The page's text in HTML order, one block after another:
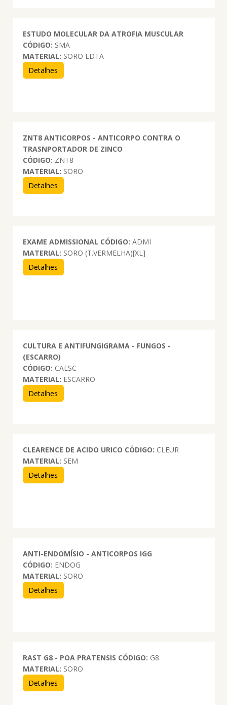
ESTUDO MOLECULAR DA ATROFIA MUSCULAR
CÓDIGO: SMA
MATERIAL: SORO EDTA
Detalhes
ZNT8 ANTICORPOS - ANTICORPO CONTRA O
TRASNPORTADOR DE ZINCO
CÓDIGO: ZNT8
MATERIAL: SORO
Detalhes
EXAME ADMISSIONAL CÓDIGO: ADMI
MATERIAL: SORO (T.VERMELHA)[XL]
Detalhes
CULTURA E ANTIFUNGIGRAMA - FUNGOS -
(ESCARRO)
CÓDIGO: CAESC
MATERIAL: ESCARRO
Detalhes
CLEARENCE DE ACIDO URICO CÓDIGO: CLEUR
MATERIAL: SEM
Detalhes
ANTI-ENDOMÍSIO - ANTICORPOS IGG
CÓDIGO: ENDOG
MATERIAL: SORO
Detalhes
RAST G8 - POA PRATENSIS CÓDIGO: G8
MATERIAL: SORO
Detalhes